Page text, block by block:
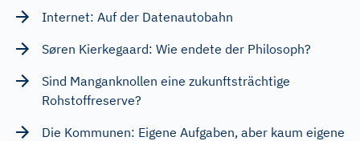
Internet: Auf der Datenautobahn
Søren Kierkegaard: Wie endete der Philosoph?
Sind Manganknollen eine zukunftsträchtige
Rohstoffreserve?
Die Kommunen: Eigene Aufgaben, aber kaum eigene